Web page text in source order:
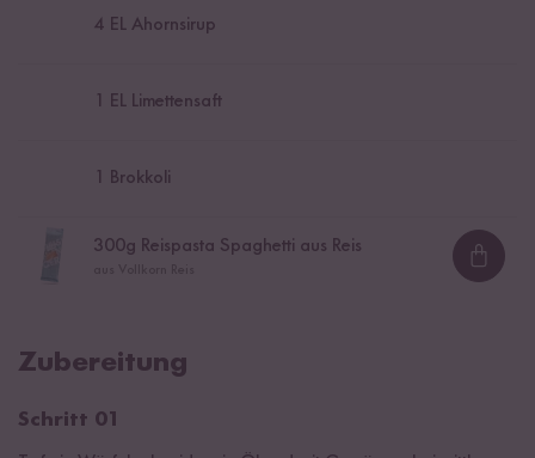
4 EL Ahornsirup
1 EL Limettensaft
1 Brokkoli
300g Reispasta Spaghetti aus Reis
Zubereitung
Schritt 01